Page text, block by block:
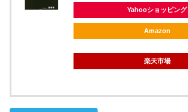
Yahooショッピング
Amazon
楽天市場